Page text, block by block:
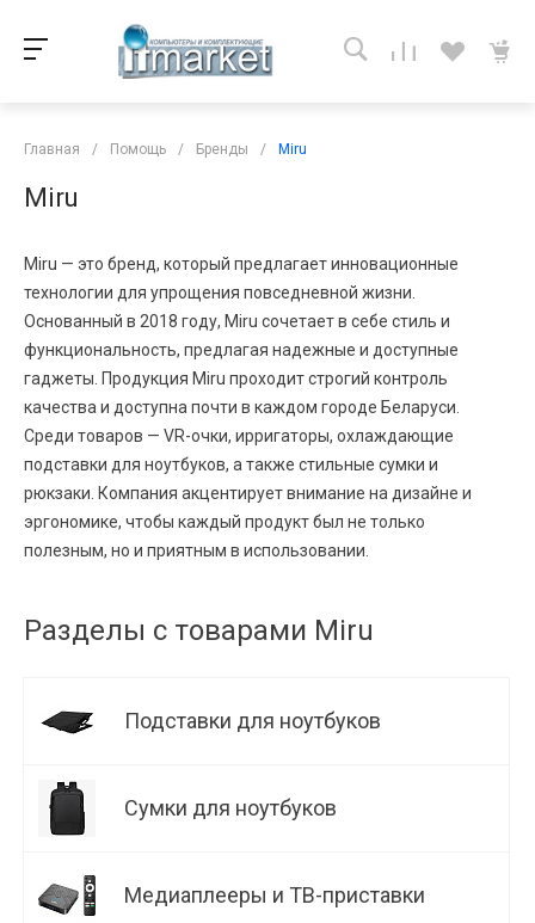
Главная / Помощь / Бренды / Miru
Miru
Miru — это бренд, который предлагает инновационные
технологии для упрощения повседневной жизни.
Основанный в 2018 году, Miru сочетает в себе стиль и
функциональность, предлагая надежные и доступные
гаджеты. Продукция Miru проходит строгий контроль
качества и доступна почти в каждом городе Беларуси.
Среди товаров — VR-очки, ирригаторы, охлаждающие
подставки для ноутбуков, а также стильные сумки и
рюкзаки. Компания акцентирует внимание на дизайне и
эргономике, чтобы каждый продукт был не только
полезным, но и приятным в использовании.
Разделы с товарами Miru
Подставки для ноутбуков
Сумки для ноутбуков
Медиаплееры и ТВ-приставки